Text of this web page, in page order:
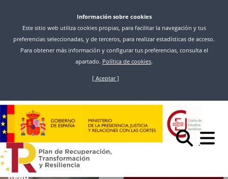
main
Información sobre cookies
Este sitio web utiliza cookies propias, para facilitar la navegación y tus
preferencias seleccionadas, y de terceros, para realizar estadísticas de acceso.
Para obtener más información y configurar tus preferencias, consulta el
apartado. Política de cookies.
[ Aceptar ]
Read